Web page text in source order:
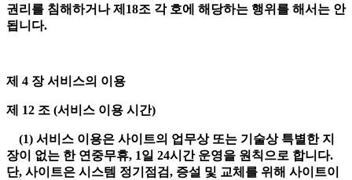
권리를 침해하거나 제18조 각 호에 해당하는 행위를 해서는 안
됩니다.
제 4 장 서비스의 이용
제 12 조 (서비스 이용 시간)
(1) 서비스 이용은 사이트의 업무상 또는 기술상 특별한 지
장이 없는 한 연중무휴, 1일 24시간 운영을 원칙으로 합니다.
단, 사이트은 시스템 정기점검, 증설 및 교체를 위해 사이트이